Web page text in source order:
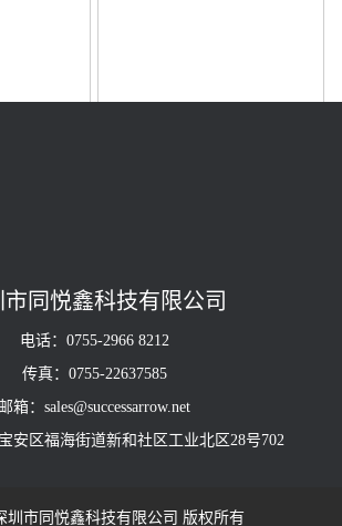
市同悦鑫科技有限公司
电话：0755-2966 8212
传真：0755-22637585
邮箱：sales@successarrow.net
安区福海街道新和社区工业北区28号702
圳市同悦鑫科技有限公司 版权所有